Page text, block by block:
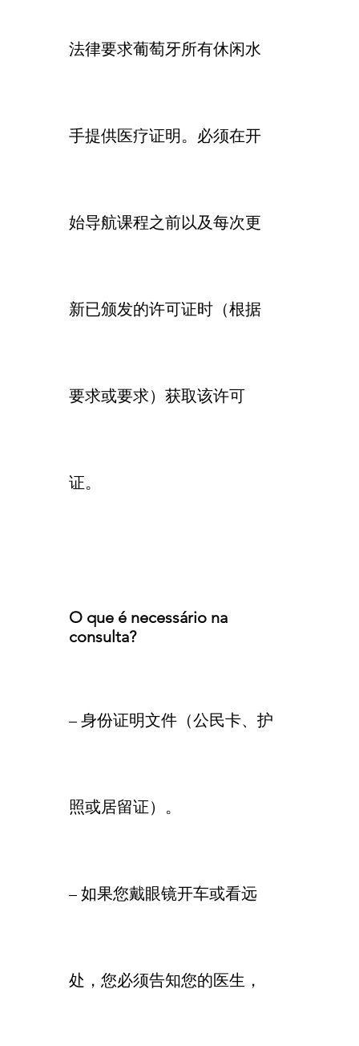
法律要求葡萄牙所有休闲水
手提供医疗证明。必须在开
始导航课程之前以及每次更
新已颁发的许可证时（根据
要求或要求）获取该许可
证。
O que é necessário na
consulta?
– 身份证明文件（公民卡、护
照或居留证）。
– 如果您戴眼镜开车或看远
处，您必须告知您的医生，